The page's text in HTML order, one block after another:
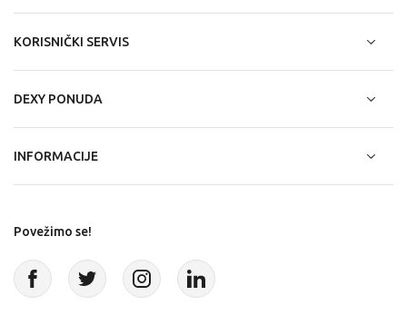
KORISNIČKI SERVIS
DEXY PONUDA
INFORMACIJE
Povežimo se!